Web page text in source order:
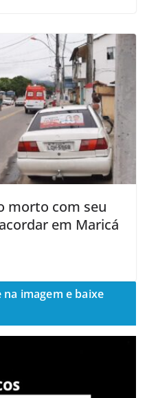
morto com seu
em Maricá
na imagem e baixe